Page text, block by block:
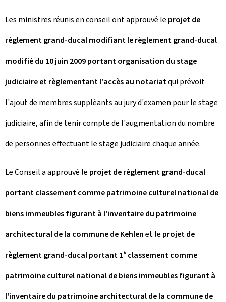
Les ministres réunis en conseil ont approuvé le projet de
règlement grand-ducal modifiant le règlement grand-ducal
modifié du 10 juin 2009 portant organisation du stage
judiciaire et règlementant l'accès au notariatqui prévoit
l'ajout de membres suppléants au jury d'examen pour le stage
judiciaire, afin de tenir compte de l'augmentation du nombre
de personnes effectuant le stage judiciaire chaque année.
Le Conseil a approuvé le projet de règlement grand-ducal
portant classement comme patrimoine culturel national de
biens immeubles figurant à l'inventaire du patrimoine
architectural de la commune de Kehlenet le projet de
règlement grand-ducal portant 1° classement comme
patrimoine culturel national de biens immeubles figurant à
l'inventaire du patrimoine architectural de la commune de